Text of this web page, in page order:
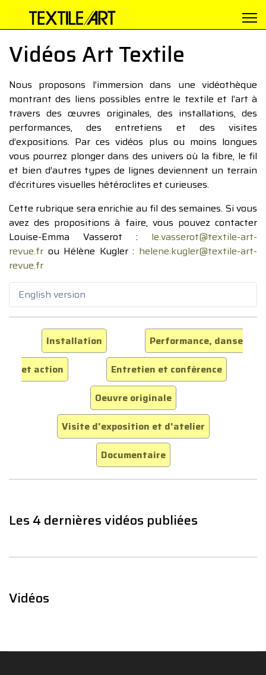
Vidéos Art Textile
Nous proposons l’immersion dans une vidéothèque
montrant des liens possibles entre le textile et l’art à
travers des œuvres originales, des installations, des
performances, des entretiens et des visites
d’expositions. Par ces vidéos plus ou moins longues
vous pourrez plonger dans des univers où la fibre, le fil
et bien d’autres types de lignes deviennent un terrain
d’écritures visuelles hétéroclites et curieuses.
Cette rubrique sera enrichie au fil des semaines. Si vous
avez des propositions à faire, vous pouvez contacter
Louise-Emma Vasserot : le.vasserot@textile-art-
revue.fr ou Hélène Kugler : helene.kugler@textile-art-
revue.fr
English version
Installation
Performance, danse
et action
Entretien et conférence
Oeuvre originale
Visite d'exposition et d'atelier
Documentaire
Les 4 dernières vidéos publiées
Vidéos